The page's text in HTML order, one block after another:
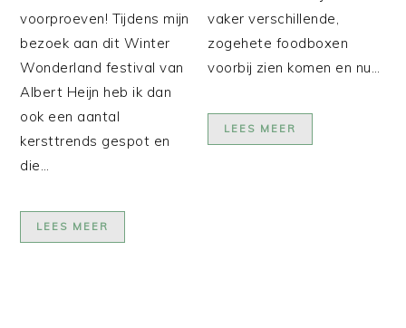
voorproeven! Tijdens mijn
bezoek aan dit Winter
Wonderland festival van
Albert Heijn heb ik dan
ook een aantal
kersttrends gespot en
die…
LEES MEER
vaker verschillende,
zogehete foodboxen
voorbij zien komen en nu…
LEES MEER